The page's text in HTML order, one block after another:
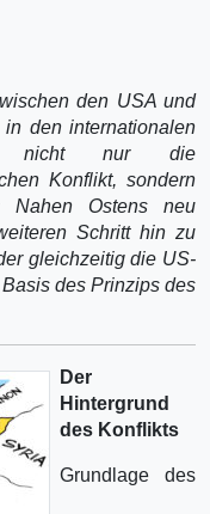
den USA und
den internationalen
nicht nur die
Konflikt, sondern
Nahen Ostens neu
Schritt hin zu
gleichzeitig die US-
des Prinzips des
Der
Hintergrund
des Konflikts
Grundlage des